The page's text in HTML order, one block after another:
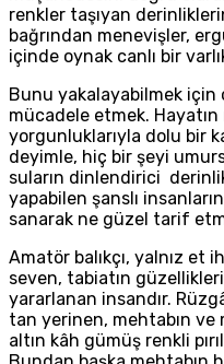
renkler taşıyan
bağrından menevişler,
içinde oynak canlı bir
Bunu yakalayabilmek için
mücadele etmek.
yorgunluklarıyla dolu bir
deyimle, hiç bir şeyi
suların dinlendirici
yapabilen şanslı
sanarak ne güzel tarif
Amatör balıkçı, yalnız et
seven, tabiatın
yararlanan insandır.
tan yerinen, mehtabın ve
altın kâh gümüş renkli